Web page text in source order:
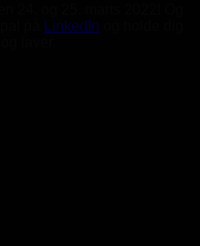
LinkedIn